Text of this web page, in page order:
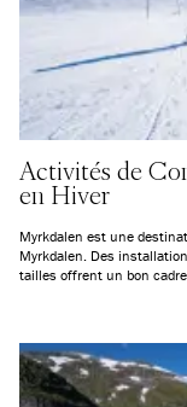
Activités de
en Hiver
Myrkdalen est une
Myrkdalen. Des
tailles offrent un bon